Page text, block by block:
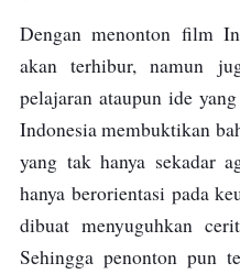
Dengan menonton film
akan terhibur, namun
pelajaran ataupun ide
Indonesia membuktikan
yang tak hanya sekadar
hanya berorientasi pada
dibuat menyuguhkan
Sehingga penonton pun